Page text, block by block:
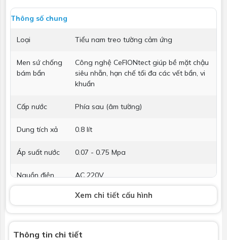
Thông số chung
Loại Tiểu nam treo tường cảm ứng
Men sứ chống
bám bẩn
Công nghệ CeFIONtect giúp bề mặt chậu
siêu nhẵn, hạn chế tối đa các vết bẩn, vi
khuẩn
Cấp nước Phía sau (âm tường)
Dung tích xả 0.8 lít
Áp suất nước 0.07 - 0.75 Mpa
Nguồn điện AC 220V
Xả cảm ứng
Xả tiểu Tích hợp van xả cảm ứng
Xem chi tiết cấu hình
Thông tin chi tiết